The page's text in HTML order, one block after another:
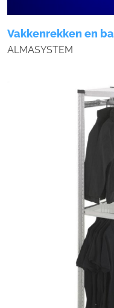
Vakkenrekken en
ALMASYSTEM